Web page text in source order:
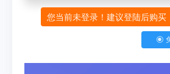
您当前未登录！建议登陆后购买